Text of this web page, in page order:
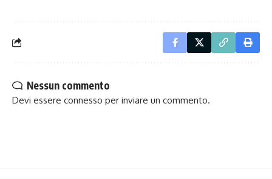
Nessun commento
Devi essere connesso per inviare un commento.